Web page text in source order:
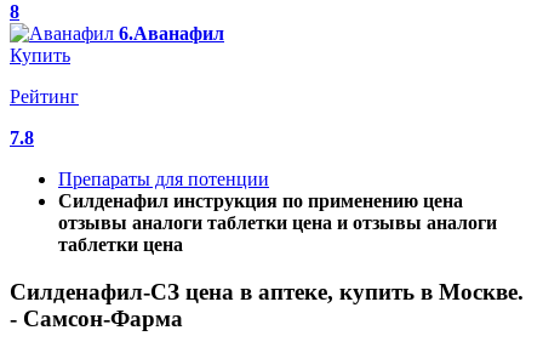
8
6.Аванафил
Купить
Рейтинг
7.8
Препараты для потенции
Силденафил инструкция по применению цена
отзывы аналоги таблетки цена и отзывы аналоги
таблетки цена
Силденафил-СЗ цена в аптеке, купить в Москве.
- Самсон-Фарма